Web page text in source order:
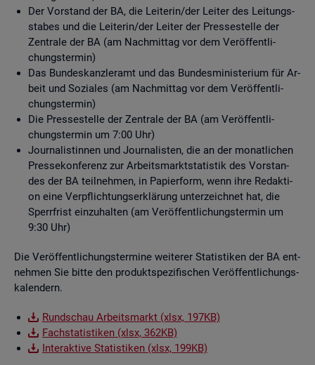
Der Vor­stand der BA, die Lei­te­rin/der Lei­ter des Lei­tungs­
sta­bes und die Lei­te­rin/der Lei­ter der Pres­se­stel­le der
Zen­tra­le der BA (am Nach­mit­tag vor dem Ver­öf­fent­li­
chungs­ter­min)
Das Bun­des­kanz­ler­amt und das Bun­des­mi­nis­te­ri­um für Ar­
beit und So­zia­les (am Nach­mit­tag vor dem Ver­öf­fent­li­
chungs­ter­min)
Die Pres­se­stel­le der Zen­tra­le der BA (am Ver­öf­fent­li­
chungs­ter­min um 7:00 Uhr)
Jour­na­lis­tin­nen und Jour­na­lis­ten, die an der mo­nat­li­chen
Pres­se­kon­fe­renz zur Ar­beits­markt­sta­tis­tik des Vor­stan­
des der BA teil­neh­men, in Pa­pier­form, wenn ihre Re­dak­ti­
on eine Ver­pflich­tungs­er­klä­rung un­ter­zeich­net hat, die
Sperr­frist ein­zu­hal­ten (am Ver­öf­fent­li­chungs­ter­min um
9:30 Uhr)
Die Ver­öf­fent­li­chungs­ter­mi­ne wei­te­rer Sta­tis­ti­ken der BA ent­
neh­men Sie bitte den pro­dukt­spe­zi­fi­schen Ver­öf­fent­li­chungs­
ka­len­dern.
Rund­schau Ar­beits­markt (xlsx, 197KB)
Fach­sta­tis­ti­ken (xlsx, 362KB)
In­ter­ak­ti­ve Sta­tis­ti­ken (xlsx, 199KB)